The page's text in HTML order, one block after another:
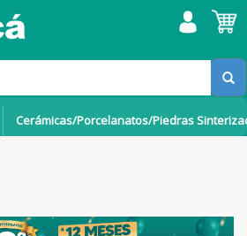
Cerámicas/Porcelanatos/Piedras